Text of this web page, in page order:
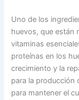
Uno de los
huevos, que están
vitaminas
proteínas en los
crecimiento y la
para la producción
para mantener el